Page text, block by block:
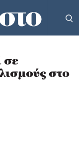
σε
στο